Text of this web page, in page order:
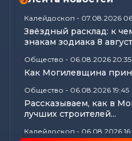
Калейдоскоп - 07.08.2026
Звёздный расклад: к
знакам зодиака 8
Общество - 06.08.2026 20:35
Как Могилевщина
Общество - 06.08.2026 19:45
Рассказываем, как в
лучших строителей...
Калейдоскоп - 06.08.2026